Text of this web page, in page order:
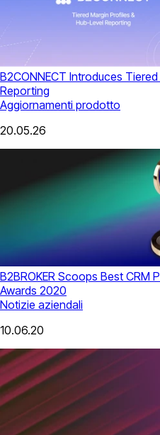
B2CONNECT Introduces
Reporting
Aggiornamenti prodotto
20.05.26
B2BROKER Scoops Best CRM
Awards 2020
Notizie aziendali
10.06.20